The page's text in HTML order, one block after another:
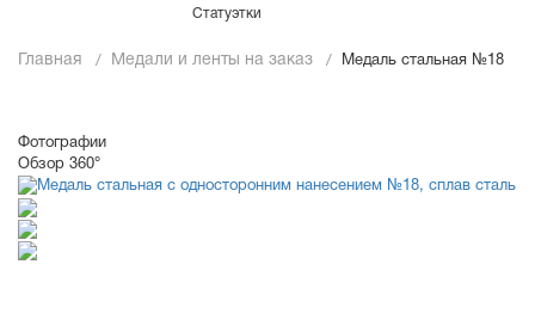
Статуэтки
Главная Медали и ленты на заказ Медаль стальная №18
Фотографии
Обзор 360°